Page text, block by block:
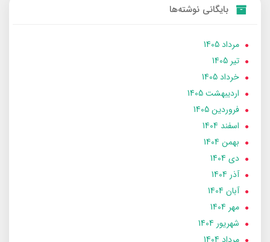
بایگانی نوشته‌ها
مرداد 1405
تير 1405
خرداد 1405
ارديبهشت 1405
فروردین 1405
اسفند 1404
بهمن 1404
دی 1404
آذر 1404
آبان 1404
مهر 1404
شهریور 1404